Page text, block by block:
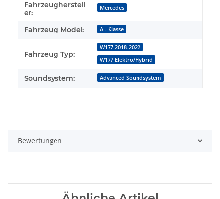
Produkteigenschaft
Wert
Fahrzeugherstell
er:
Mercedes
Fahrzeug Model: A - Klasse
Fahrzeug Typ:
W177 2018-2022
W177 Elektro/Hybrid
Soundsystem: Advanced Soundsystem
Bewertungen